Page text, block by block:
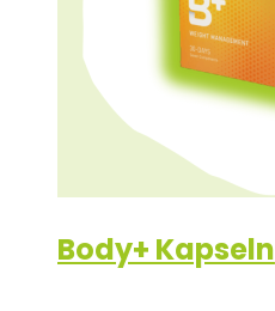
Body+ Kapseln